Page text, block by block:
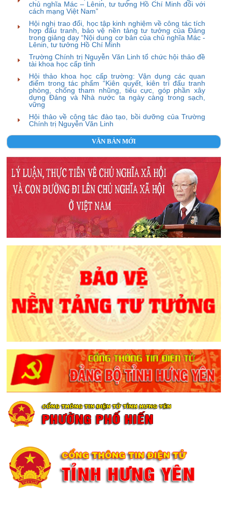
chủ nghĩa Mác – Lênin, tư tưởng Hồ Chí Minh đối với
cách mạng Việt Nam”
Hội nghị trao đổi, học tập kinh nghiệm về công tác tích
hợp đấu tranh, bảo vệ nền tảng tư tưởng của Đảng
trong giảng dạy “Nội dung cơ bản của chủ nghĩa Mác -
Lênin, tư tưởng Hồ Chí Minh
Trường Chính trị Nguyễn Văn Linh tổ chức hội thảo đề
tài khoa học cấp tỉnh
Hội thảo khoa học cấp trường: Vận dụng các quan
điểm trong tác phẩm “Kiên quyết, kiên trì đấu tranh
phòng, chống tham nhũng, tiêu cực, góp phần xây
dựng Đảng và Nhà nước ta ngày càng trong sạch,
vững
Hội thảo về công tác đào tạo, bồi dưỡng của Trường
Chính trị Nguyễn Văn Linh
VĂN BẢN MỚI